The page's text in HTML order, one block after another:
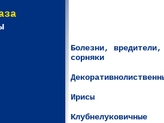
Болезни, вредители,
сорняки
Ирисы
Клубнелуковичные